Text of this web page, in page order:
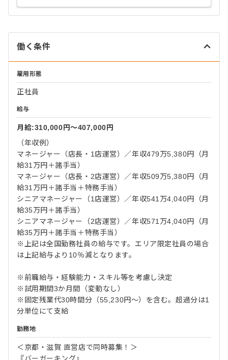
働く条件
雇用形態
正社員
給与
月給:310,000円〜407,000円
（年収例）
マネージャー（店長・1店運営）／年収479万5,380円（月
給31万円＋諸手当）
マネージャー（店長・2店運営）／年収509万5,380円（月
給31万円＋諸手当＋特務手当）
シニアマネージャー（1店運営）／年収541万4,040円（月
給35万円＋諸手当）
シニアマネージャー（2店運営）／年収571万4,040円（月
給35万円＋諸手当＋特務手当）
※上記は全国勤務社員の給与です。エリア限定社員の場合
は上記給与より10％減となります。
※前職給与・経験能力・スキル等を考慮し決定
※試用期間3か月間（変動なし）
※固定残業代30時間分（55,230円～）を含む。超過分は1
分単位にて支給
勤務地
＜京都・滋賀 直営店で同時募集！＞